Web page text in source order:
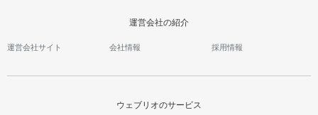
運営会社の紹介
運営会社サイト 会社情報 採用情報
ウェブリオのサービス